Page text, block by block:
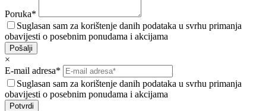
Poruka*
Suglasan sam za korištenje danih podataka u svrhu primanja
obavijesti o posebnim ponudama i akcijama
Pošalji
×
E-mail adresa*
Suglasan sam za korištenje danih podataka u svrhu primanja
obavijesti o posebnim ponudama i akcijama